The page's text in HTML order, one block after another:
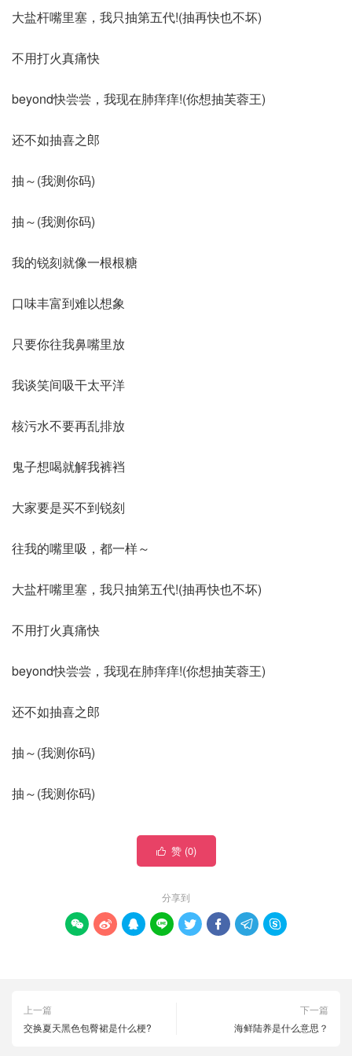
大盐杆嘴里塞，我只抽第五代!(抽再快也不坏)
不用打火真痛快
beyond快尝尝，我现在肺痒痒!(你想抽芙蓉王)
还不如抽喜之郎
抽～(我测你码)
抽～(我测你码)
我的锐刻就像一根根糖
口味丰富到难以想象
只要你往我鼻嘴里放
我谈笑间吸干太平洋
核污水不要再乱排放
鬼子想喝就解我裤裆
大家要是买不到锐刻
往我的嘴里吸，都一样～
大盐杆嘴里塞，我只抽第五代!(抽再快也不坏)
不用打火真痛快
beyond快尝尝，我现在肺痒痒!(你想抽芙蓉王)
还不如抽喜之郎
抽～(我测你码)
抽～(我测你码)
 赞 (0)
分享到
       
上一篇
交换夏天黑色包臀裙是什么梗?
下一篇
海鲜陆养是什么意思？